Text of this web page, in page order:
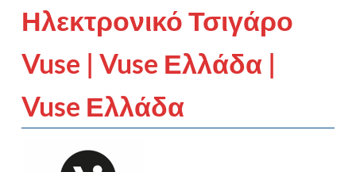
Ηλεκτρονικό Τσιγάρο
Vuse | Vuse Ελλάδα |
Vuse Ελλάδα